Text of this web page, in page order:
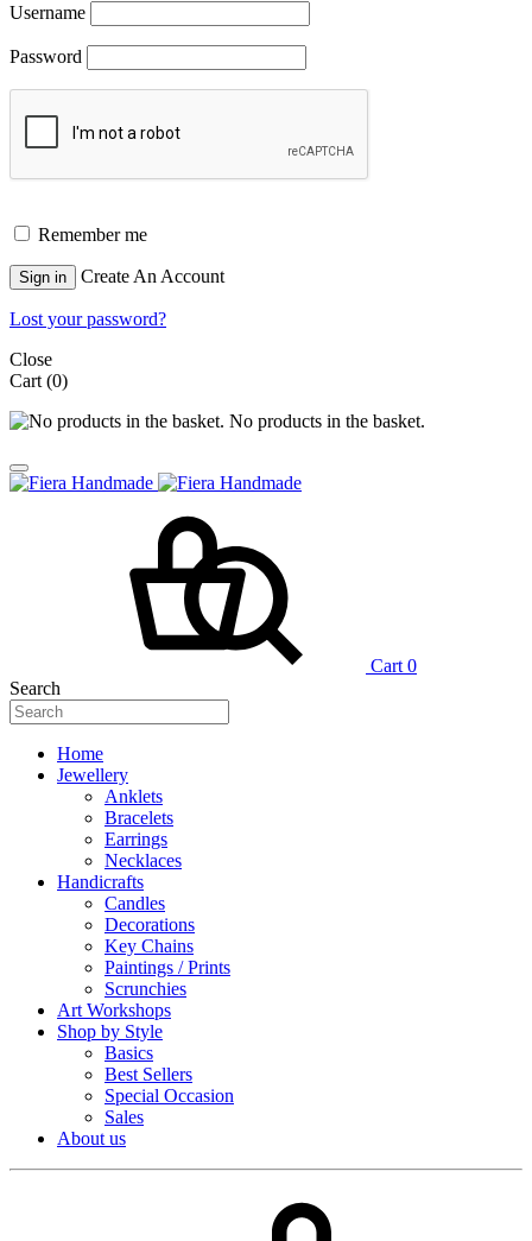
Username
Password
Remember me
Sign in Create An Account
Lost your password?
Close
Cart (0)
No products in the basket.
Cart 0
Search
Home
Jewellery
Anklets
Bracelets
Earrings
Necklaces
Handicrafts
Candles
Decorations
Key Chains
Paintings / Prints
Scrunchies
Art Workshops
Shop by Style
Basics
Best Sellers
Special Occasion
Sales
About us